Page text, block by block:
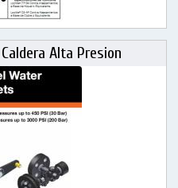
Alta Presion